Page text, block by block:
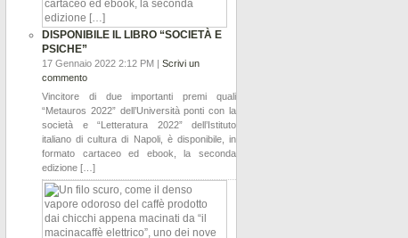
DISPONIBILE IL LIBRO “SOCIETÀ E
PSICHE”
17 Gennaio 2022 2:12 PM | Scrivi un
commento
Vincitore di due importanti premi quali
“Metauros 2022” dell’Università ponti con la
società e “Letteratura 2022” dell’Istituto
italiano di cultura di Napoli, è disponibile, in
formato cartaceo ed ebook, la seconda
edizione […]